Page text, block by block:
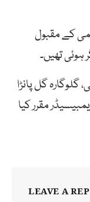
کے مقبول
ہوئی تھیں۔
گل پانڑا
مقرر کیا
LEAVE A